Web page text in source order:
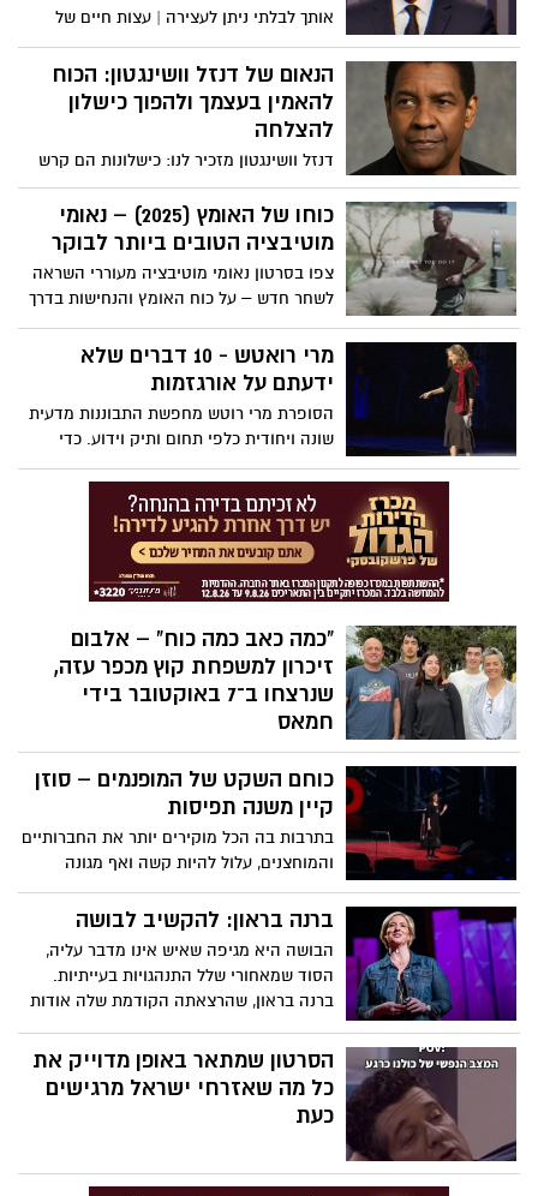
אותך לבלתי ניתן לעצירה | עצות חיים של
דנזל וושינגטון - Inspire Force" מתאר שבעה
פרקטיקות יומיומיות להשגת גדולה, כולל
התחלה בהכרת תודה או מטרה, שליטה
בבוקר, טיפוח משמעת על פני מוטיבציה,
ביטול תירוצים, אימוץ כאב כשותף לצמיחה,
ביטוי חיים לקיום וסיום היום בהתבוננות
וחזרה לבניית עקביות.
הנאום של דנזל וושינגטון: הכוח
להאמין בעצמך ולהפוך כישלון
להצלחה
דנזל וושינגטון מזכיר לנו: כישלונות הם קרש
קפיצה, התמדה היא המפתח, ורק חלומות
שמגובים במעשים הופכים למציאות. צפו:
כוחו של האומץ (2025) – נאומי
מוטיבציה הטובים ביותר לבוקר
צפו בסרטון נאומי מוטיבציה מעוררי השראה
לשחר חדש – על כוח האומץ והנחישות בדרך
להצלחה
מרי רואטש - 10 דברים שלא
ידעתם על אורגזמות
הסופרת מרי רוטש מחפשת התבוננות מדעית
שונה ויחודית כלפי תחום ותיק וידוע. כדי
להעניק גילויים מפתיעים על שחרור מיני,
התבוננות מדעית זו מתגלה כמוזרה עד
משעשעת. השיחה הזאת מיועדת לקהל מבוגר
בלבד.
"כמה כאב כמה כוח" – אלבום
זיכרון למשפחת קוץ מכפר עזה,
שנרצחו ב־7 באוקטובר בידי
חמאס
ביום שבו המדינה כולה רעדה, גם ליבו של
המוזיקאי אשר לוי נשבר. ב-7 באוקטובר
נרצחו אחותו ליבנת קוץ, בעלה אביב ושלושת
ילדיהם – רותם, יונתן ויפתח – בביתם שבכפר
עזה, באחת מהטרגדיות הקשות של מתקפת
חדר החזרות "ביט" – להוציא אל העולם את
מה שנולד מתוך שבר: אלבום חדש בשם "כמה
כאב כמה כוח", הכולל עשרה שירים שנכתבו
והולחנו לזכרם של בני משפחת קוץ.
כוחם השקט של המופנמים – סוזן
קיין משנה תפיסות
בתרבות בה הכל מוקירים יותר את החברותיים
והמוחצנים, עלול להיות קשה ואף מגונה
להיות מופנם. אבל, כפי שטוענת סוזן קיין
בהרצאתה מלאת הלהט, המופנמים מביאים
ברנה בראון: להקשיב לבושה
הבושה היא מגיפה שאיש אינו מדבר עליה,
הסוד שמאחורי שלל התנהגויות בעייתיות.
ברנה בראון, שהרצאתה הקודמת שלה אודות
להתרחש כאשר אנשים בוחרים להתעמת
ראש-בראש עם הבושה שבהם. ההומור,
האנושיות והפגיעות שבה מתגלים בכל אחת
ממילותיה.
הסרטון שמתאר באופן מדוייק את
כל מה שאזרחי ישראל מרגישים
כעת